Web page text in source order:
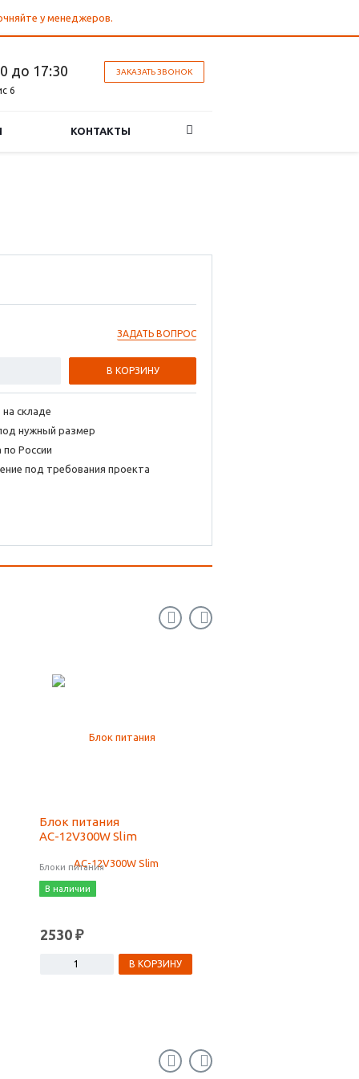
у менеджеров.
ЗАКАЗАТЬ ЗВОНОК
до 17:30
6
КОНТАКТЫ
ЗАДАТЬ ВОПРОС
В КОРЗИНУ
на складе
нужный размер
по России
под требования проекта
Блок питания
AС-12V300W Slim
Блоки питания
В наличии
2530 ₽
В КОРЗИНУ